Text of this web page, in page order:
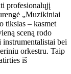
profesionalųjį
„Muzikiniai
tikslas – kasmet
sceną rodo
bei
orkestru. Taip
iš